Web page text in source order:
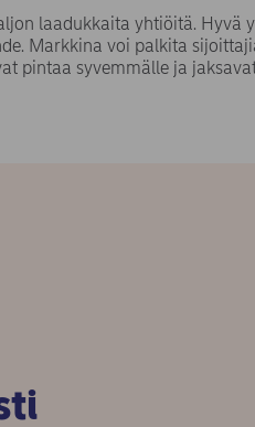
laadukkaita yhtiöitä. Hyvä
Markkina voi palkita
pintaa syvemmälle ja